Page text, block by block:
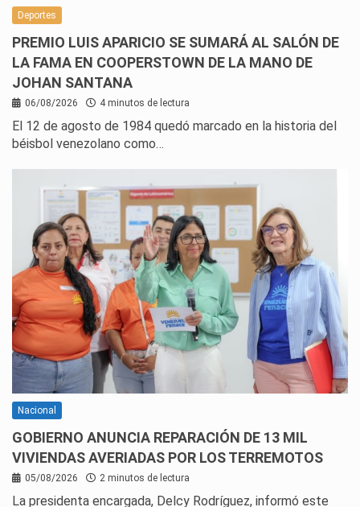
Deportes
PREMIO LUIS APARICIO SE SUMARÁ AL SALÓN DE
LA FAMA EN COOPERSTOWN DE LA MANO DE
JOHAN SANTANA
06/08/2026 4 minutos de lectura
El 12 de agosto de 1984 quedó marcado en la historia del
béisbol venezolano como…
Nacional
GOBIERNO ANUNCIA REPARACIÓN DE 13 MIL
VIVIENDAS AVERIADAS POR LOS TERREMOTOS
05/08/2026 2 minutos de lectura
La presidenta encargada, Delcy Rodríguez, informó este